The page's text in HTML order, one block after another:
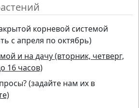
корневой системой
с апреля по октябрь)
и на дачу (вторник, четверг,
16 часов)
(задайте нам их в